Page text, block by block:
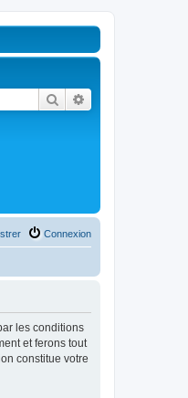
Rechercher
Connexion
les conditions
et ferons tout
constitue votre